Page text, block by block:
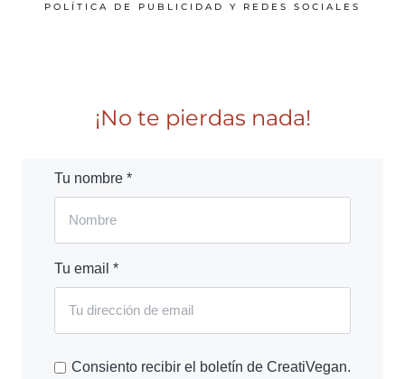
POLÍTICA DE PUBLICIDAD Y REDES SOCIALES
¡No te pierdas nada!
Tu nombre *
Tu email *
Consiento recibir el boletín de CreatiVegan.